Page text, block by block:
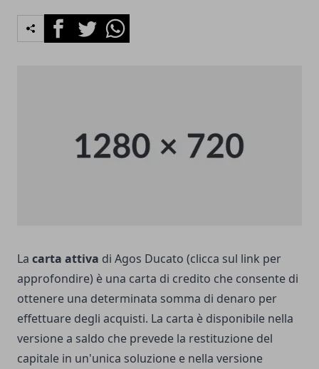
FacebookTwitterWhatsapp
La carta attiva di Agos Ducato (clicca sul link per
approfondire) è una carta di credito che consente di
ottenere una determinata somma di denaro per
effettuare degli acquisti. La carta è disponibile nella
versione a saldo che prevede la restituzione del
capitale in un'unica soluzione e nella versione